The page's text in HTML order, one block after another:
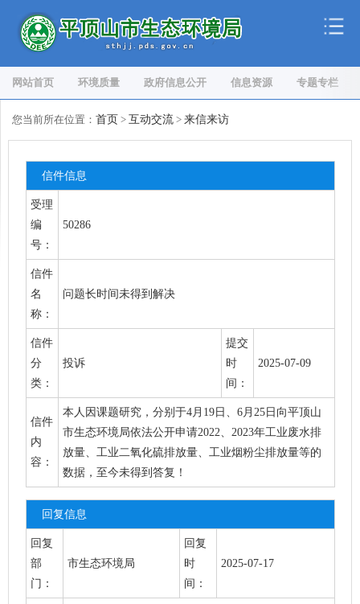
网站首页 环境质量 政府信息公开 信息资源 专题专栏
您当前所在位置： 首页 > 互动交流 > 来信来访
信件信息
受理
编
号：
50286
信件
名
称：
问题长时间未得到解决
信件
分
类：
投诉
提交
时
间：
2025-07-09
信件
内
容：
本人因课题研究，分别于4月19日、6月25日向平顶山
市生态环境局依法公开申请2022、2023年工业废水排
放量、工业二氧化硫排放量、工业烟粉尘排放量等的
数据，至今未得到答复！
回复信息
回复
部
门：
市生态环境局
回复
时
间：
2025-07-17